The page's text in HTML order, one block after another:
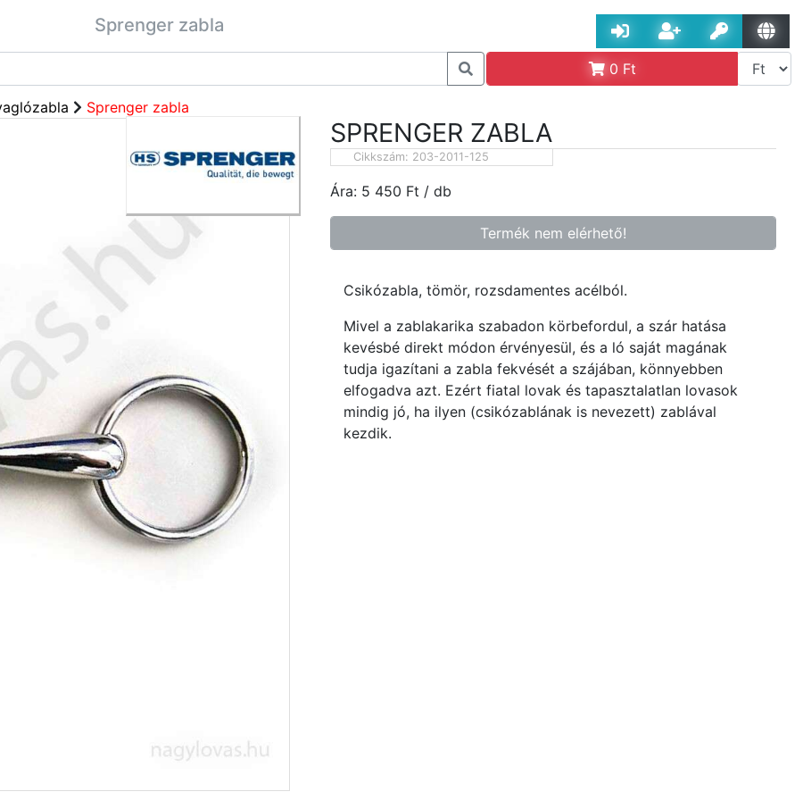
Sprenger zabla
0 Ft
Sprenger zabla
SPRENGER ZABLA
Cikkszám: 203-2011-125
Ára: 5 450 Ft / db
Termék nem elérhető!
Csikózabla, tömör, rozsdamentes acélból.
Mivel a zablakarika szabadon körbefordul, a szár hatása
kevésbé direkt módon érvényesül, és a ló saját magának
tudja igazítani a zabla fekvését a szájában, könnyebben
elfogadva azt. Ezért fiatal lovak és tapasztalatlan lovasok
mindig jó, ha ilyen (csikózablának is nevezett) zablával
kezdik.